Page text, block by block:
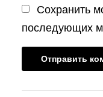
Сохранить
последующих